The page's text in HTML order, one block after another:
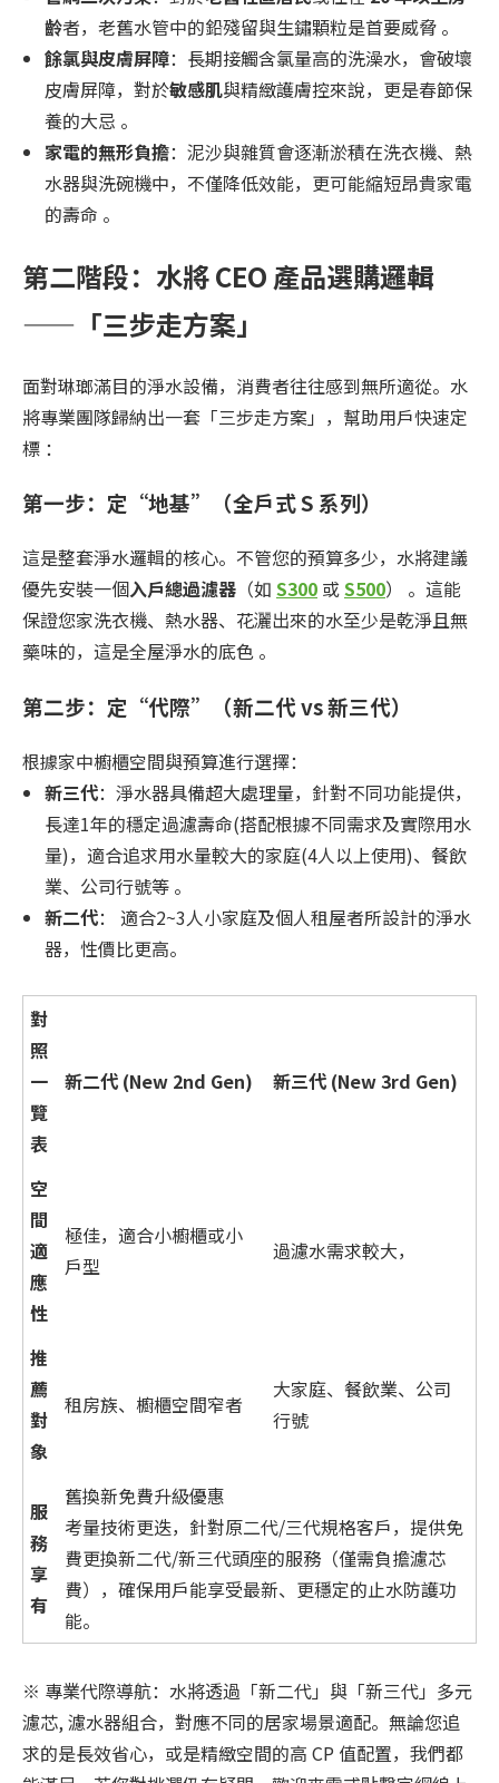
齡者，老舊水管中的鉛殘留與生鏽顆粒是首要威脅 。
餘氯與皮膚屏障：長期接觸含氯量高的洗澡水，會破壞
皮膚屏障，對於敏感肌與精緻護膚控來說，更是春節保
養的大忌 。
家電的無形負擔：泥沙與雜質會逐漸淤積在洗衣機、熱
水器與洗碗機中，不僅降低效能，更可能縮短昂貴家電
的壽命 。
第二階段：水將 CEO 產品選購邏輯
——「三步走方案」
面對琳瑯滿目的淨水設備，消費者往往感到無所適從。水
將專業團隊歸納出一套「三步走方案」，幫助用戶快速定
標 ：
第一步：定“地基”（全戶式 S 系列）
這是整套淨水邏輯的核心。不管您的預算多少，水將建議
優先安裝一個入戶總過濾器 （如 S300 或S500） 。這能
保證您家洗衣機、熱水器、花灑出來的水至少是乾淨且無
藥味的，這是全屋淨水的底色 。
第二步：定“代際”（新二代vs新三代）
根據家中櫥櫃空間與預算進行選擇：
新三代：淨水器具備超大處理量，針對不同功能提供，
長達1年的穩定過濾壽命(搭配根據不同需求及實際用水
量)，適合追求用水量較大的家庭(4人以上使用)、餐飲
業、公司行號等 。
新二代： 適合2~3人小家庭及個人租屋者所設計的淨水
器，性價比更高。
對
照
一
覽
表
新二代 (New 2nd Gen) 新三代 (New 3rd Gen)
空
間
適
應
性
極佳，適合小櫥櫃或小
戶型
過濾水需求較大，
推
薦
對
象
租房族、櫥櫃空間窄者
大家庭、餐飲業、公司
行號
服
務
享
有
舊換新免費升級優惠
考量技術更迭，針對原二代/三代規格客戶，提供免
費更換新二代/新三代頭座的服務（僅需負擔濾芯
費），確保用戶能享受最新、更穩定的止水防護功
能。
※ 專業代際導航：水將透過「新二代」與「新三代」多元
濾芯, 濾水器組合，對應不同的居家場景適配。無論您追
求的是長效省心，或是精緻空間的高 CP 值配置，我們都